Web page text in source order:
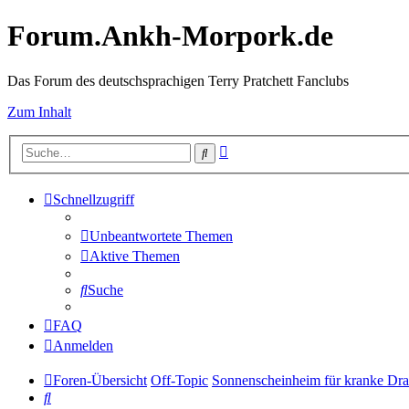
Forum.Ankh-Morpork.de
Das Forum des deutschsprachigen Terry Pratchett Fanclubs
Zum Inhalt
Suche
Schnellzugriff
Unbeantwortete Themen
Aktive Themen
Suche
FAQ
Anmelden
Foren-Übersicht Off-Topic Sonnenscheinheim für kranke
Suche